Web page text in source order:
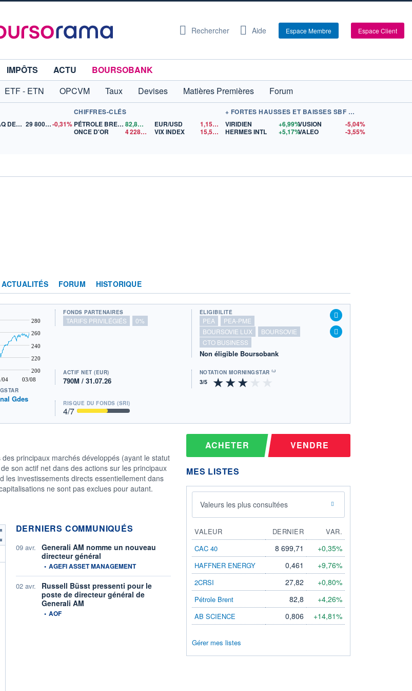
Rechercher Aide Espace Membre Espace Client
IMPÔTS ACTU
BOURSOBANK
ETF - ETN OPCVM Taux Devises Matières Premières
Forum
NASDAQ DEC26 29 800,00-0,31%
CHIFFRES-CLÉS
PÉTROLE BRENT
82,86$US
ONCE D'OR
4 228,21 $US
EUR/USD 1,1520
$US
VIX INDEX
15,57$US
+ FORTES HAUSSES ET BAISSES SBF 120
VIRIDIEN
+6,99%
HERMES INTL
+5,17%
VUSION
-5,04%
VALEO
-3,55%
ACTUALITÉS FORUM HISTORIQUE
04 03/08
200
220
240
260
280
Gdes
FONDS PARTENAIRES
TARIFS PRIVILÉGIÉS 0%
ÉLIGIBILITÉ
PEA
PEA-PME
BOURSOVIE LUX
BOURSOVIE
CTO BUSINESS
Non éligible Boursobank
ACTIF NET (EUR)
790M / 31.07.26
NOTATION MORNINGSTAR ⁽¹⁾
RISQUE DU FONDS (SRI)
4/7
principaux marchés développés (ayant le statut
son actif net dans des actions sur les principaux
les investissements directs essentiellement dans
ne sont pas exclues pour autant.
DERNIERS COMMUNIQUÉS
09 avr.
Generali AM nomme un nouveau
directeur général
information fournie par
• AGEFI ASSET MANAGEMENT
02 avr.
Russell Büsst pressenti pour le
poste de directeur général de
Generali AM
information fournie par
• AOF
ACHETER VENDRE
MES LISTES
Valeurs les plus consultées
VALEUR DERNIER
VAR.
CAC 40
8 699,71 +0,35%
HAFFNER ENERGY 0,461 +9,76%
2CRSI 27,82 +0,80%
Pétrole Brent 82,8 +4,26%
AB SCIENCE 0,806 +14,81%
Gérer mes listes